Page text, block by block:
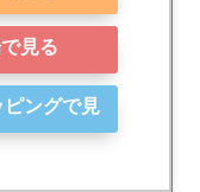
見る
ングで見